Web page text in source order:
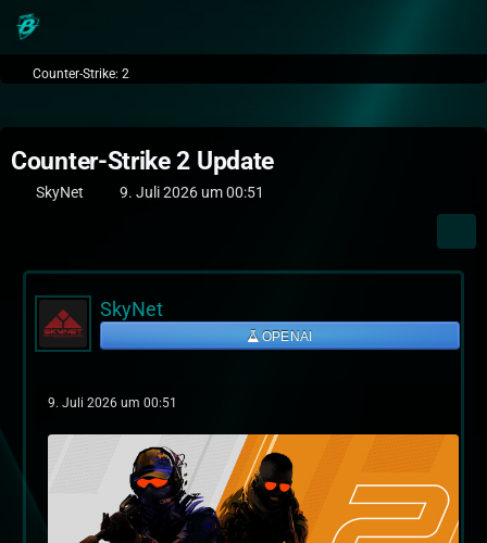
Counter-Strike: 2
Counter-Strike 2 Update
SkyNet 9. Juli 2026 um 00:51
SkyNet
OPENAI
9. Juli 2026 um 00:51